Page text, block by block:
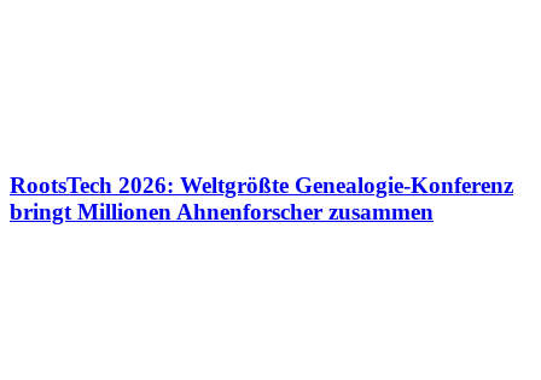
RootsTech 2026: Weltgrößte Genealogie-Konferenz
bringt Millionen Ahnenforscher zusammen